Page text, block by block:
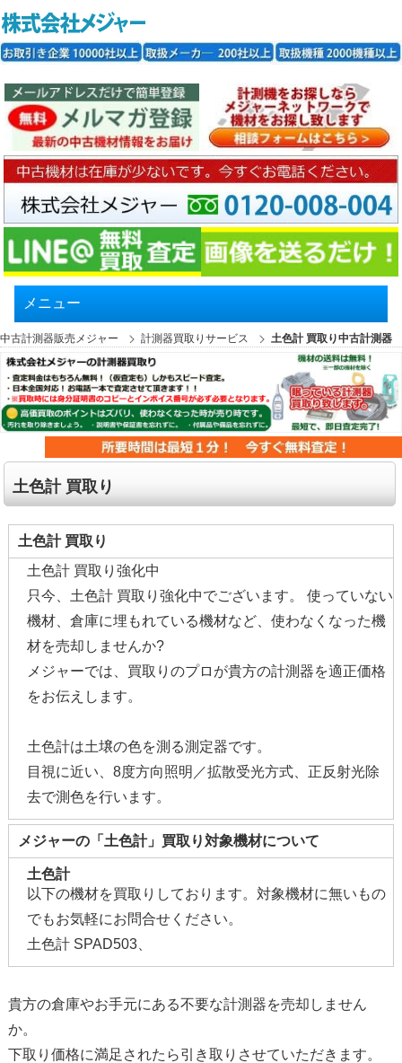
メニュー
中古計測器販売メジャー 計測器買取りサービス 土色計 買取り中古計測器
土色計 買取り
土色計 買取り
土色計 買取り強化中
只今、土色計 買取り強化中でございます。 使っていない
機材、倉庫に埋もれている機材など、使わなくなった機
材を売却しませんか?
メジャーでは、買取りのプロが貴方の計測器を適正価格
をお伝えします。
土色計は土壌の色を測る測定器です。
目視に近い、8度方向照明／拡散受光方式、正反射光除
去で測色を行います。
メジャーの「土色計」買取り対象機材について
土色計
以下の機材を買取りしております。対象機材に無いもの
でもお気軽にお問合せください。
土色計 SPAD503、
貴方の倉庫やお手元にある不要な計測器を売却しません
か。
下取り価格に満足されたら引き取りさせていただきます。